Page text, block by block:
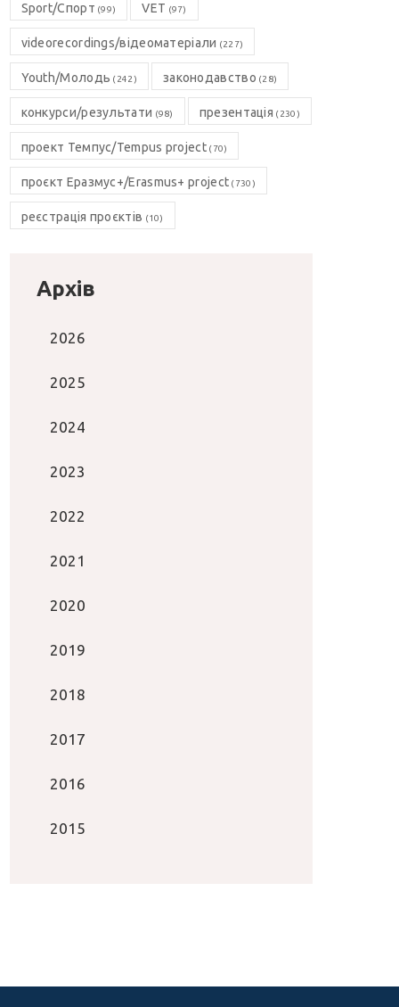
Sport/Спорт (99) VET (97)
videorecordings/відеоматеріали (227)
Youth/Молодь (242) законодавство (28)
конкурси/результати (98) презентація (230)
проект Темпус/Tempus project(70)
проєкт Еразмус+/Erasmus+ project (730)
реєстрація проєктів (10)
Архів
2026
2025
2024
2023
2022
2021
2020
2019
2018
2017
2016
2015